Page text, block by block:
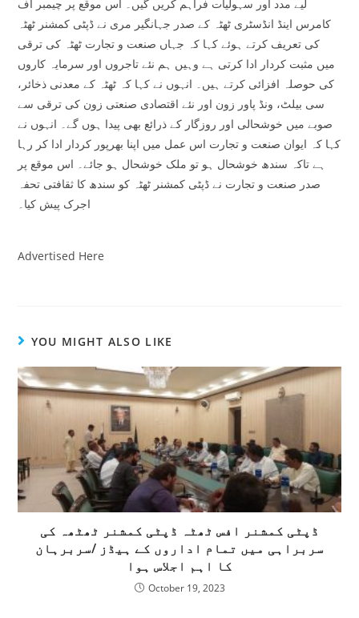
لیے مدد اور سہولیات فراہم کریں گیں۔ اس موقع پر چیمبر آف
کامرس اینڈ انڈسٹری ٹھٹہ کے صدر جہانگیر مری نے ڈپٹی کمشنر ٹھٹہ
کی تعریف کرتے ہوئے کہا کہ جہاں صنعت و تجارت ٹھٹہ کی ترقی
میں مثبت کردار ادا کرتی ہے وہیں ہم نئے تاجروں اور سرمایہ کاروں
کی حوصلہ افزائی کرتے ہیں۔ انہوں نے کہا کہ ٹھٹہ کے معدنی ذخائر،
سی بیلٹ، ونڈ پاور زون اور نئے اقتصادی صنعتی زون کی ترقی سے
صوبے میں خوشحالی اور روزگار کے ذرائع بھی پیدا ہوں گے۔ انہوں نے
کہا کہ ایوان صنعت و تجارت اس عمل میں اپنا بھرپور کردار ادا کر رہا
ہے تاکہ سندھ خوشحال ہو تو ملک خوشحال ہو جائے۔ اس موقع پر
صدر صنعت و تجارت نے ڈپٹی کمشنر ٹھٹہ کو سندھ کا ثقافتی تحفہ
Advertised Here
YOU MIGHT ALSO LIKE
ڈپٹی کمشنر افس ٹھٹہ ڈپٹی کمشنر ٹھٹھہ کی
سربراہی میں تمام اداروں کے ہیڈز /سربرہان
کا اہم اجلاس ہوا
October 19, 2023